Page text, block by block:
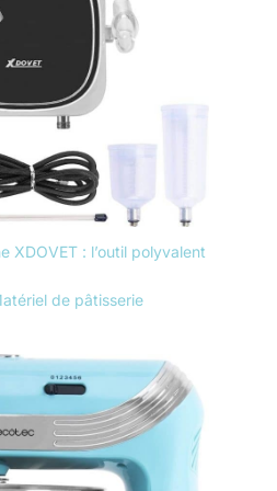
XDOVET : l’outil polyvalent
de pâtisserie